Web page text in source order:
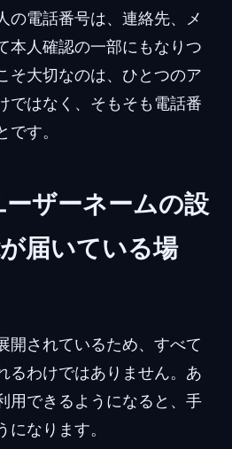
の電話番号は、連絡先、メ
本人確認の一部にもなりつ
そ大切なのは、ひとつのア
ではなく、そもそも電話番
す。
ザーネームの設
届いている場
開されているため、すべて
るわけではありません。あ
用できるようになると、手
なります。